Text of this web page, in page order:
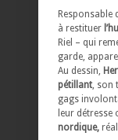
Responsable
à restituer
Riel – qui
garde,
Au dessin,
pétillant ,
gags
leur
nordique,